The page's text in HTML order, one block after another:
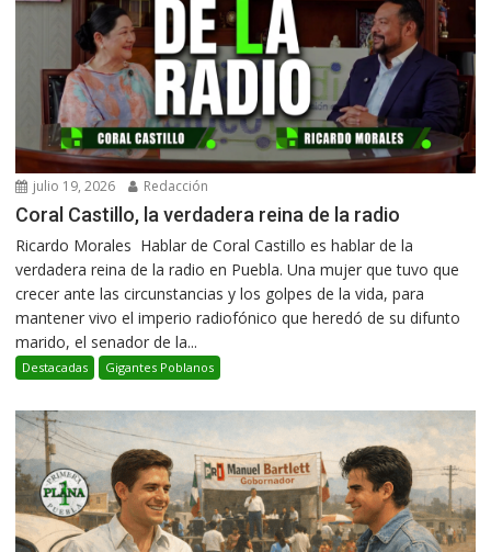
julio 19, 2026 Redacción
Coral Castillo, la verdadera reina de la radio
Ricardo Morales Hablar de Coral Castillo es hablar de la
verdadera reina de la radio en Puebla. Una mujer que tuvo que
crecer ante las circunstancias y los golpes de la vida, para
mantener vivo el imperio radiofónico que heredó de su difunto
marido, el senador de la...
Destacadas Gigantes Poblanos